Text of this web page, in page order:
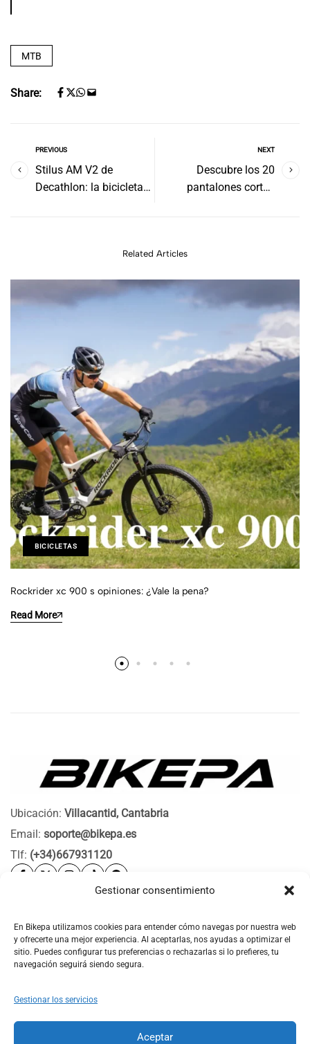
Gestionar consentimiento
En Bikepa utilizamos cookies para entender cómo navegas por nuestra web
y ofrecerte una mejor experiencia. Al aceptarlas, nos ayudas a optimizar el
sitio. Puedes configurar tus preferencias o rechazarlas si lo prefieres, tu
navegación seguirá siendo segura.
Gestionar los servicios
Aceptar
MTB
Share:
PREVIOUS
Stilus AM V2 de
Decathlon: la bicicleta
NEXT
Descubre los 20
pantalones cortos
Related Articles
BICICLETAS
Rockrider xc 900 s opiniones: ¿Vale la pena?
Read More
Ubicación: Villacantid, Cantabria
Email: soporte@bikepa.es
Tlf: (+34)667931120
Bikepa
Newsletter Bikepa
© 2026 Bikepa. Todos los derechos reservados.